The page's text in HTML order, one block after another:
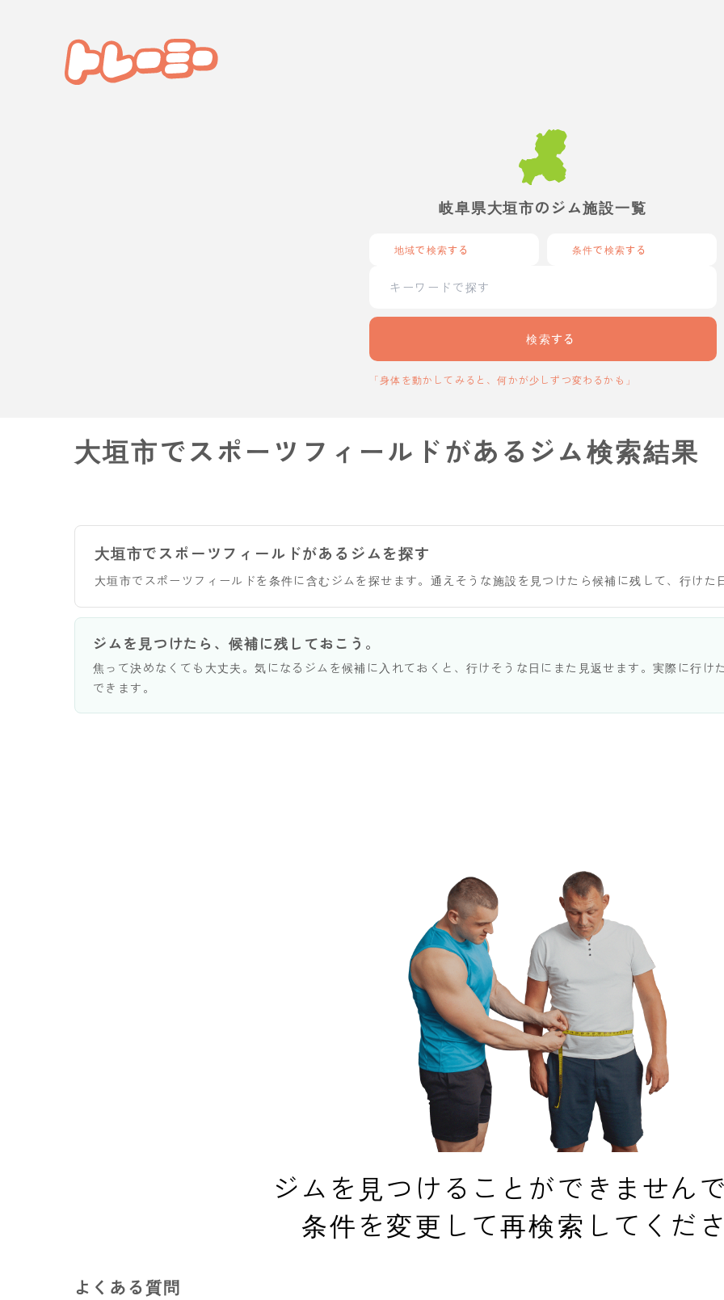
岐阜県大垣市のジム施設一覧
地域で検索する 条件で検索する
検索する
「身体を動かしてみると、何かが少しずつ変わるかも」
大垣市でスポーツフィールドがあるジム検索結果
大垣市でスポーツフィールドがあるジムを探す
大垣市でスポーツフィールドを条件に含むジムを探せます。通えそうな施設を見つけたら候補に残して、行けた
ジムを見つけたら、候補に残しておこう。
焦って決めなくても大丈夫。気になるジムを候補に入れておくと、行けそうな日にまた見返せます。実際に行け
できます。
ジムを見つけることができませんで
条件を変更して再検索してくださ
よくある質問